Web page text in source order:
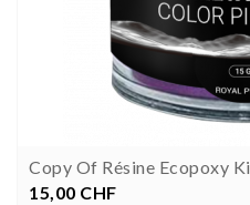
Copy Of Résine Ecopoxy
Preis
15,00 CHF